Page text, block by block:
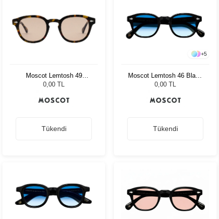
Moscot Lemtosh 49
Tortoise Ny Rose
0,00 TL
Tükendi
+5
Moscot Lemtosh 46 Black
Broadway Blue Fad
0,00 TL
Tükendi